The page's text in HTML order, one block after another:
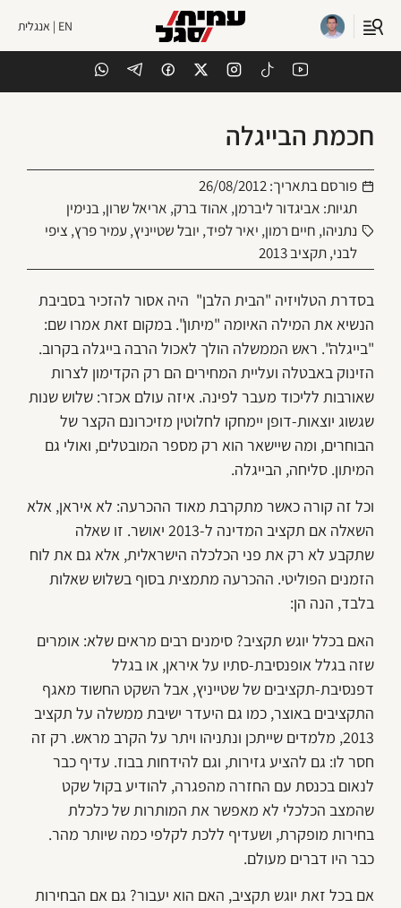
EN | אנגלית
חכמת הבייגלה
פורסם בתאריך:26/08/2012
תגיות: אביגדור ליברמן, אהוד ברק, אריאל שרון,בנימין
נתניהו, חיים רמון, יאיר לפיד, יובל שטייניץ,עמיר פרץ, ציפי
לבני,תקציב 2013
בסדרת הטלויזיה "הבית הלבן" היה אסור להזכיר בסביבת
הנשיא את המילה האיומה "מיתון". במקום זאת אמרו שם:
"בייגלה". ראש הממשלה הולך לאכול הרבה בייגלה בקרוב.
הזינוק באבטלה ועליית המחירים הם רק הקדימון לצרות
שאורבות לליכוד מעבר לפינה. איזה עולם אכזר: שלוש שנות
שגשוג יוצאות-דופן יימחקו לחלוטין מזיכרונם הקצר של
הבוחרים, ומה שיישאר הוא רק מספר המובטלים, ואולי גם
המיתון. סליחה, הבייגלה.
וכל זה קורה כאשר מתקרבת מאוד ההכרעה: לא איראן, אלא
השאלה אם תקציב המדינה ל-2013 יאושר. זו שאלה
שתקבע לא רק את פני הכלכלה הישראלית, אלא גם את לוח
הזמנים הפוליטי. ההכרעה מתמצית בסוף בשלוש שאלות
בלבד, הנה הן:
האם בכלל יוגש תקציב? סימנים רבים מראים שלא: אומרים
שזה בגלל אופנסיבת-סתיו על איראן, או בגלל
דפנסיבת-תקציבים של שטייניץ, אבל השקט החשוד מאגף
התקציבים באוצר, כמו גם היעדר ישיבת ממשלה על תקציב
2013, מלמדים שייתכן ונתניהו ויתר על הקרב מראש. רק זה
חסר לו: גם להציע גזירות, וגם להידחות בבוז. עדיף כבר
לנאום בכנסת עם החזרה מהפגרה, להודיע בקול שקט
שהמצב הכלכלי לא מאפשר את המותרות של כלכלת
בחירות מופקרת, ושעדיף ללכת לקלפי כמה שיותר מהר.
כבר היו דברים מעולם.
אם בכל זאת יוגש תקציב, האם הוא יעבור? גם אם הבחירות